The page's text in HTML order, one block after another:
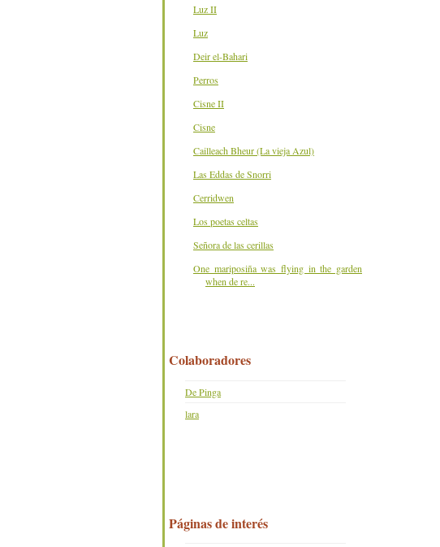
Luz II
Luz
Deir el-Bahari
Perros
Cisne II
Cisne
Cailleach Bheur (La vieja Azul)
Las Eddas de Snorri
Cerridwen
Los poetas celtas
Señora de las cerillas
One mariposiña was flying in the garden
when de re...
Colaboradores
De Pinga
lara
Páginas de interés